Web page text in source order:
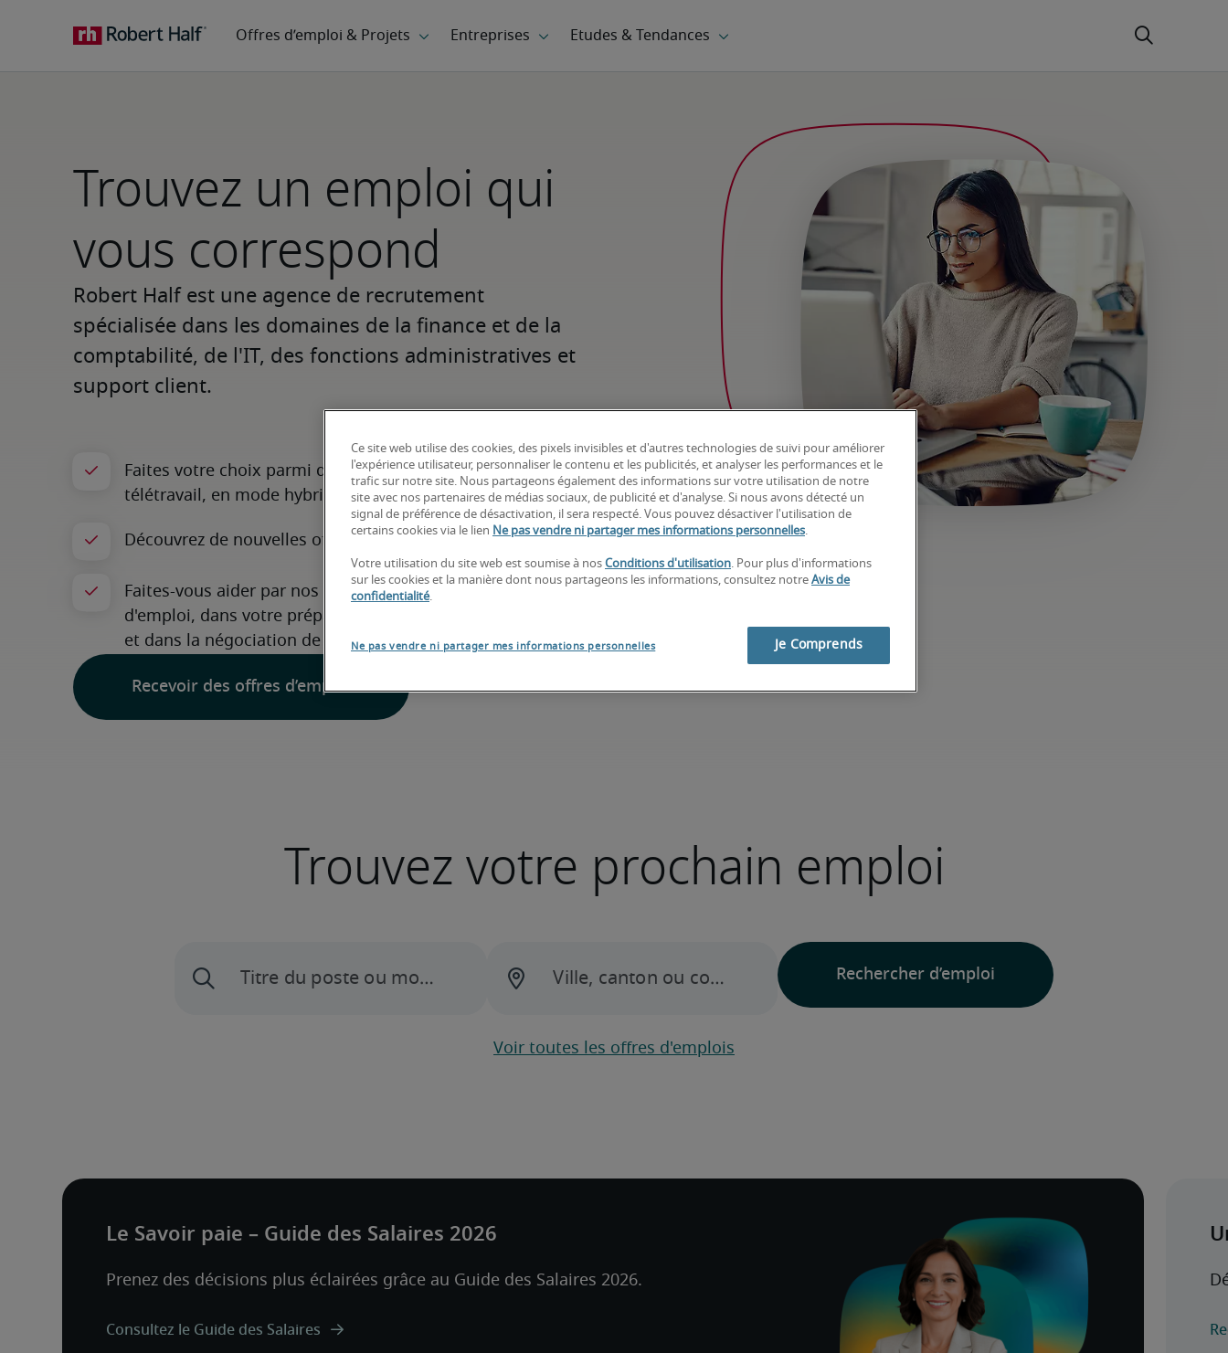
Trouvez un emploi qui
vous correspond
Robert Half est une agence de recrutement
spécialisée dans les domaines de la finance et de la
comptabilité, de l'IT, des fonctions administratives et
support client.
Recevoir des offres d’emploi
Trouvez votre prochain emploi
Voir toutes les offres d'emplois
Ce site web utilise des cookies, des pixels invisibles et d'autres technologies de suivi pour améliorer
l'expérience utilisateur, personnaliser le contenu et les publicités, et analyser les performances et le
trafic sur notre site. Nous partageons également des informations sur votre utilisation de notre
site avec nos partenaires de médias sociaux, de publicité et d'analyse. Si nous avons détecté un
signal de préférence de désactivation, il sera respecté. Vous pouvez désactiver l'utilisation de
certains cookies via le lien Ne pas vendre ni partager mes informations personnelles.
Votre utilisation du site web est soumise à nos Conditions d'utilisation. Pour plus d'informations
sur les cookies et la manière dont nous partageons les informations, consultez notre Avis de
confidentialité.
Ne pas vendre ni partager mes informations personnelles Je Comprends